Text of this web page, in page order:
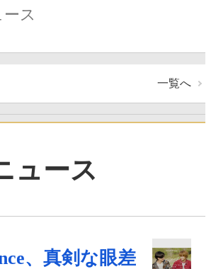
ス
一覧へ
ュース
、真剣な眼差